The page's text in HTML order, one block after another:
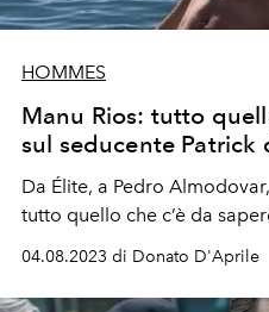
HOMMES
Manu Rios: tutto
sul seducente Patrick
Da Élite, a Pedro
tutto quello che c’è da
04.08.2023 di Donato D'Aprile